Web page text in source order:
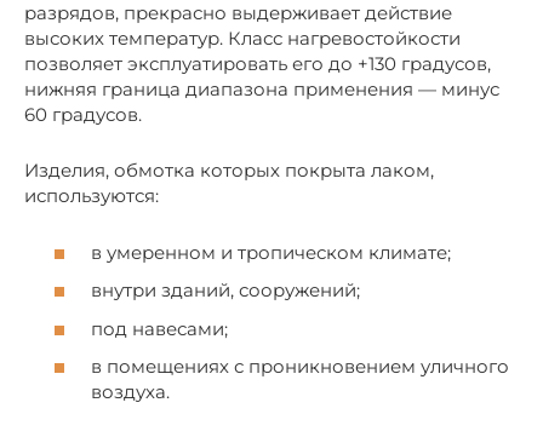
разрядов, прекрасно выдерживает действие
высоких температур. Класс нагревостойкости
позволяет эксплуатировать его до +130 градусов,
нижняя граница диапазона применения — минус
60 градусов.
Изделия, обмотка которых покрыта лаком,
используются:
в умеренном и тропическом климате;
внутри зданий, сооружений;
под навесами;
в помещениях с проникновением уличного
воздуха.